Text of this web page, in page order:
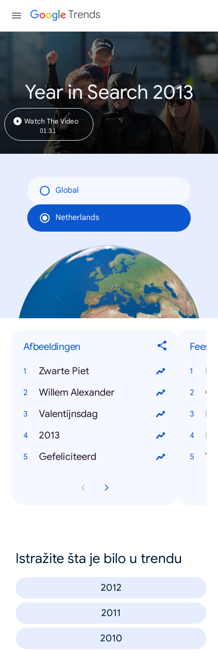
Trends
Year in Search 2013
Watch The Video
01:31
Global
Netherlands
Afbeeldingen
Zwarte Piet
Willem Alexander
Valentijnsdag
2013
Gefeliciteerd
Istražite šta je bilo u trendu
2012
2011
2010